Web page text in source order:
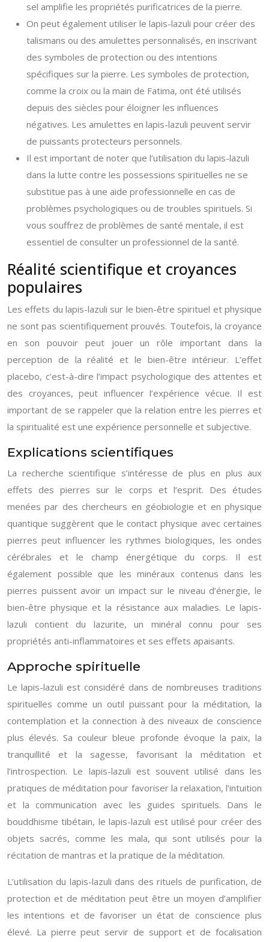
sel amplifie les propriétés purificatrices de la pierre.
On peut également utiliser le lapis-lazuli pour créer des
talismans ou des amulettes personnalisés, en inscrivant
des symboles de protection ou des intentions
spécifiques sur la pierre. Les symboles de protection,
comme la croix ou la main de Fatima, ont été utilisés
depuis des siècles pour éloigner les influences
négatives. Les amulettes en lapis-lazuli peuvent servir
de puissants protecteurs personnels.
Il est important de noter que l’utilisation du lapis-lazuli
dans la lutte contre les possessions spirituelles ne se
substitue pas à une aide professionnelle en cas de
problèmes psychologiques ou de troubles spirituels. Si
vous souffrez de problèmes de santé mentale, il est
essentiel de consulter un professionnel de la santé.
Réalité scientifique et croyances
populaires
Les effets du lapis-lazuli sur le bien-être spirituel et physique
ne sont pas scientifiquement prouvés. Toutefois, la croyance
en son pouvoir peut jouer un rôle important dans la
perception de la réalité et le bien-être intérieur. L’effet
placebo, c’est-à-dire l’impact psychologique des attentes et
des croyances, peut influencer l’expérience vécue. Il est
important de se rappeler que la relation entre les pierres et
la spiritualité est une expérience personnelle et subjective.
Explications scientifiques
La recherche scientifique s’intéresse de plus en plus aux
effets des pierres sur le corps et l’esprit. Des études
menées par des chercheurs en géobiologie et en physique
quantique suggèrent que le contact physique avec certaines
pierres peut influencer les rythmes biologiques, les ondes
cérébrales et le champ énergétique du corps. Il est
également possible que les minéraux contenus dans les
pierres puissent avoir un impact sur le niveau d’énergie, le
bien-être physique et la résistance aux maladies. Le lapis-
lazuli contient du lazurite, un minéral connu pour ses
propriétés anti-inflammatoires et ses effets apaisants.
Approche spirituelle
Le lapis-lazuli est considéré dans de nombreuses traditions
spirituelles comme un outil puissant pour la méditation, la
contemplation et la connection à des niveaux de conscience
plus élevés. Sa couleur bleue profonde évoque la paix, la
tranquillité et la sagesse, favorisant la méditation et
l’introspection. Le lapis-lazuli est souvent utilisé dans les
pratiques de méditation pour favoriser la relaxation, l’intuition
et la communication avec les guides spirituels. Dans le
bouddhisme tibétain, le lapis-lazuli est utilisé pour créer des
objets sacrés, comme les mala, qui sont utilisés pour la
récitation de mantras et la pratique de la méditation.
L’utilisation du lapis-lazuli dans des rituels de purification, de
protection et de méditation peut être un moyen d’amplifier
les intentions et de favoriser un état de conscience plus
élevé. La pierre peut servir de support et de focalisation